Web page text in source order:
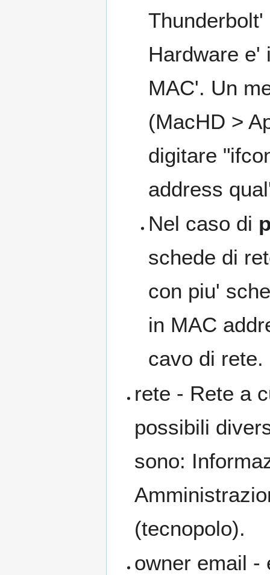
Hardware e'
MAC'. Un
(MacHD >
digitare
address
Nel caso di
schede di
con piu'
in MAC
cavo di rete.
rete - Rete a
possibili
sono:
(tecnopolo).
owner email -